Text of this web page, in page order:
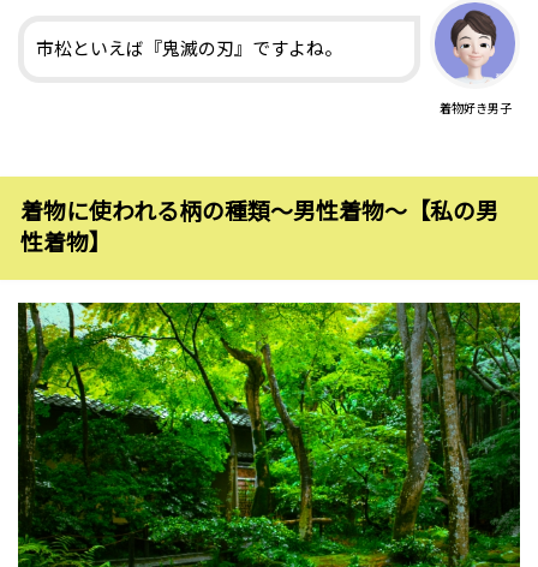
着物好き男子
市松といえば『鬼滅の刃』ですよね。
着物に使われる柄の種類〜男性着物〜【私の男
性着物】